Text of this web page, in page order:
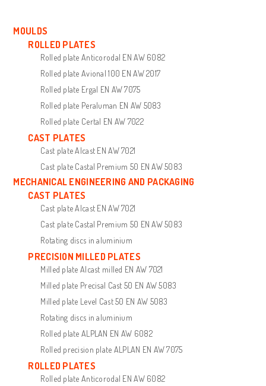
MOULDS
ROLLED PLATES
Rolled plate Anticorodal EN AW 6082
Rolled plate Avional 100 EN AW 2017
Rolled plate Ergal EN AW 7075
Rolled plate Peraluman EN AW 5083
Rolled plate Certal EN AW 7022
CAST PLATES
Cast plate Alcast EN AW 7021
Cast plate Castal Premium 50 EN AW 5083
MECHANICAL ENGINEERING AND PACKAGING
CAST PLATES
Cast plate Alcast EN AW 7021
Cast plate Castal Premium 50 EN AW 5083
Rotating discs in aluminium
PRECISION MILLED PLATES
Milled plate Alcast milled EN AW 7021
Milled plate Precisal Cast 50 EN AW 5083
Milled plate Level Cast 50 EN AW 5083
Rotating discs in aluminium
Rolled plate ALPLAN EN AW 6082
Rolled precision plate ALPLAN EN AW 7075
ROLLED PLATES
Rolled plate Anticorodal EN AW 6082